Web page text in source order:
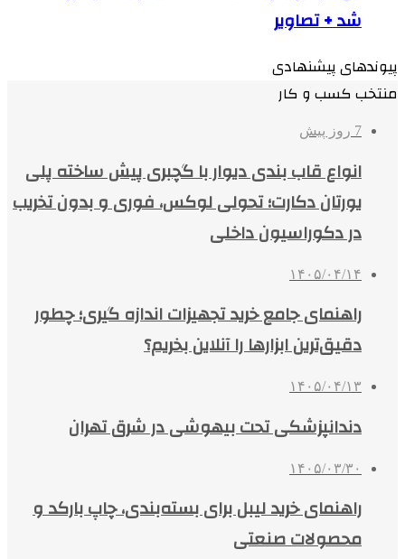
شد + تصاویر
پیوندهای پیشنهادی
منتخب کسب و کار
7 روز پیش
انواع قاب بندی دیوار با گچبری پیش ساخته پلی
یورتان دکارت؛ تحولی لوکس، فوری و بدون تخریب
در دکوراسیون داخلی
۱۴۰۵/۰۴/۱۴
راهنمای جامع خرید تجهیزات اندازه گیری؛ چطور
دقیق‌ترین ابزارها را آنلاین بخریم؟
۱۴۰۵/۰۴/۱۳
دندانپزشکی تحت بیهوشی در شرق تهران
۱۴۰۵/۰۳/۳۰
راهنمای خرید لیبل برای بسته‌بندی، چاپ بارکد و
محصولات صنعتی